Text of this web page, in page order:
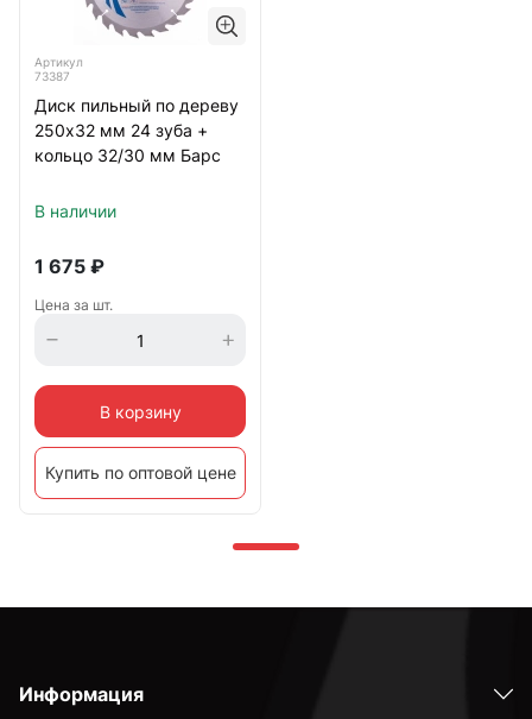
Артикул
73387
Диск пильный по дереву
250х32 мм 24 зуба +
кольцо 32/30 мм Барс
В наличии
1 675 ₽
Цена за шт.
В корзину
Купить по оптовой цене
Информация